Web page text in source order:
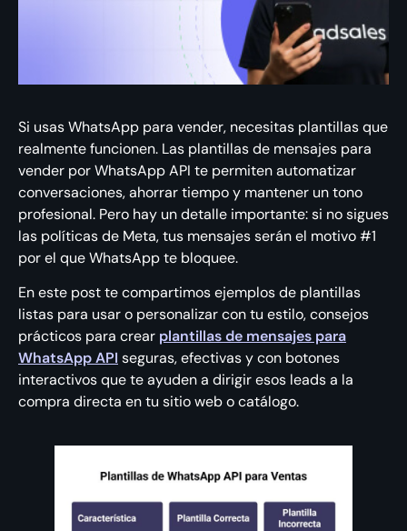
Si usas WhatsApp para vender, necesitas plantillas que
realmente funcionen. Las plantillas de mensajes para
vender por WhatsApp API te permiten automatizar
conversaciones, ahorrar tiempo y mantener un tono
profesional. Pero hay un detalle importante: si no sigues
las políticas de Meta, tus mensajes serán el motivo #1
por el que WhatsApp te bloquee.
En este post te compartimos ejemplos de plantillas
listas para usar o personalizar con tu estilo, consejos
prácticos para crear plantillas de mensajes para
WhatsApp API seguras, efectivas y con botones
interactivos que te ayuden a dirigir esos leads a la
compra directa en tu sitio web o catálogo.